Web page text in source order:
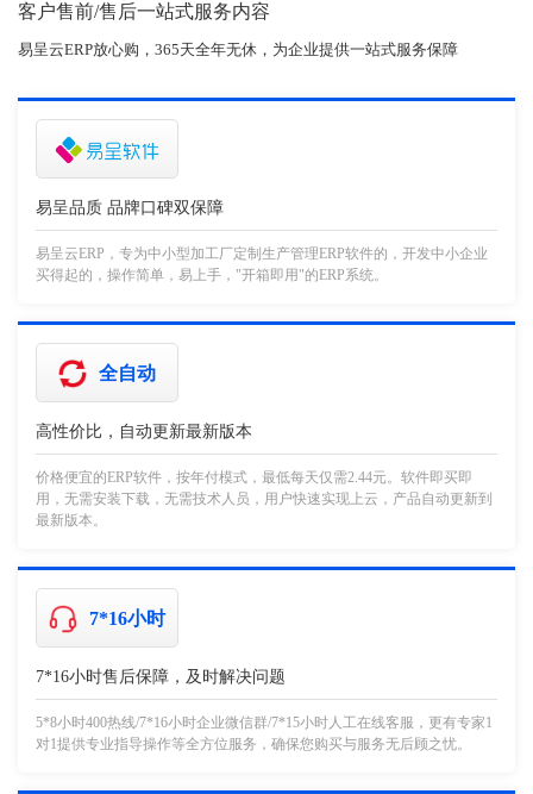
客户售前/售后一站式服务内容
易呈云ERP放心购，365天全年无休，为企业提供一站式服务保障
易呈品质 品牌口碑双保障
易呈云ERP，专为中小型加工厂定制生产管理ERP软件的，开发中小企业
买得起的，操作简单，易上手，"开箱即用"的ERP系统。
全自动
高性价比，自动更新最新版本
价格便宜的ERP软件，按年付模式，最低每天仅需2.44元。软件即买即
用，无需安装下载，无需技术人员，用户快速实现上云，产品自动更新到
最新版本。
7*16小时
7*16小时售后保障，及时解决问题
5*8小时400热线/7*16小时企业微信群/7*15小时人工在线客服，更有专家1
对1提供专业指导操作等全方位服务，确保您购买与服务无后顾之忧。